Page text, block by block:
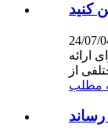
کنید
ارائه
مطلب